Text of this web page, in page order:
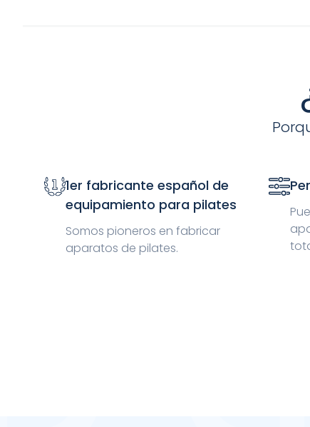
1er fabricante español de
equipamiento para pilates
Somos pioneros en fabricar
aparatos de pilates.